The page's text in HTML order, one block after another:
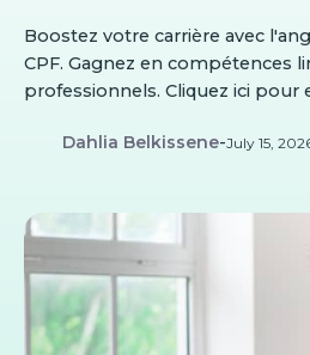
Boostez votre carrière avec
CPF. Gagnez en compétences
professionnels. Cliquez ici pour
Dahlia Belkissene-July 15,